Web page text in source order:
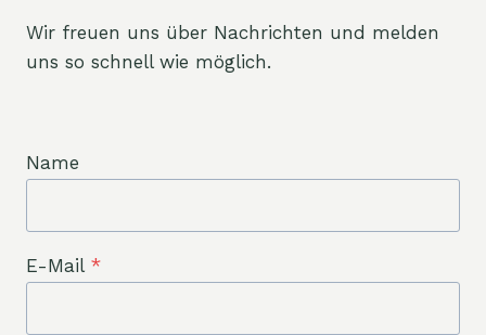
Wir freuen uns über Nachrichten und melden
uns so schnell wie möglich.
Name
E-Mail *